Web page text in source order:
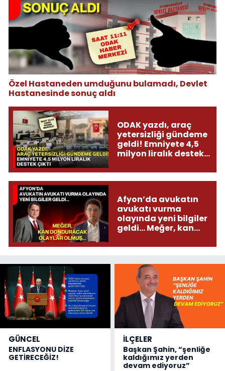
Özel Hastaneden umduğunu bulamadı, Devlet
Hastanesinde sonuç aldı
ODAK yazdı, araç
yetersizliği gündeme
geldi! Emniyete 4,5
milyon liralık destek
Afyon’da avukatın
avukatı vurma
olayında yeni bilgiler
geldi... Meğer, kan
olmuş...
GÜNCEL
ENFLASYONU DİZE
GETİRECEĞİZ!
İLÇELER
Başkan Şahin, “şenliğe
kaldığımız yerden
devam ediyoruz”